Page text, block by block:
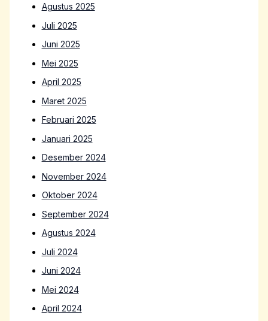
Agustus 2025
Juli 2025
Juni 2025
Mei 2025
April 2025
Maret 2025
Februari 2025
Januari 2025
Desember 2024
November 2024
Oktober 2024
September 2024
Agustus 2024
Juli 2024
Juni 2024
Mei 2024
April 2024